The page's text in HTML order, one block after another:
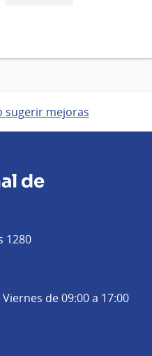
sugerir mejoras
de
1280
de 09:00 a 17:00